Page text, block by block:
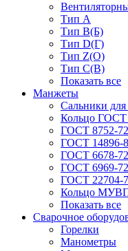
Тип A
Тип B(Б)
Тип D(Г)
Тип Z(O)
Тип С(В)
Показать все
Манжеты
Сальники
Кольцо ГОСТ
ГОСТ 8752-
ГОСТ 14896-
ГОСТ 6678-
ГОСТ 6969-72
ГОСТ 22704-
Кольцо
Показать все
Сварочное
Горелки
Манометры